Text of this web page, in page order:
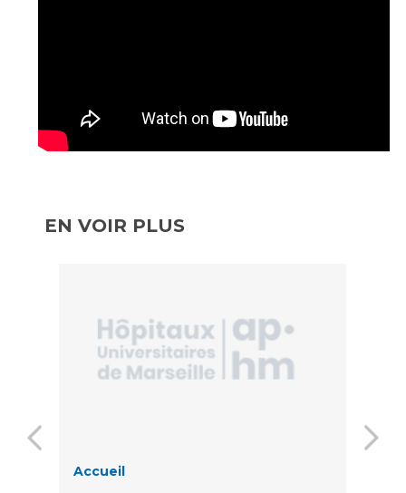
EN VOIR PLUS
Accueil